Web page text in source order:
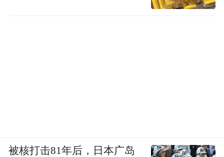
被核打击81年后，日本广岛